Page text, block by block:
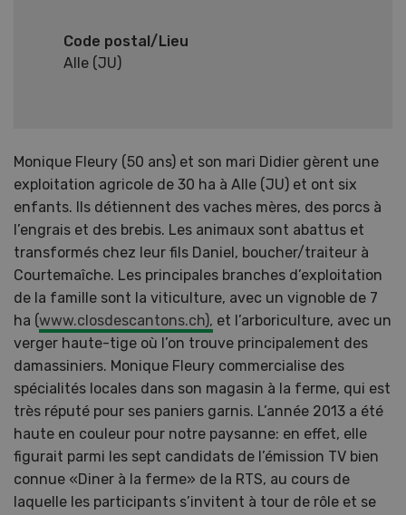
Code postal/Lieu
Alle (JU)
Monique Fleury (50 ans) et son mari Didier gèrent une
exploitation agricole de 30 ha à Alle (JU) et ont six
enfants. Ils détiennent des vaches mères, des porcs à
l’engrais et des brebis. Les animaux sont abattus et
transformés chez leur fils Daniel, boucher/traiteur à
Courtemaîche. Les principales branches d’exploitation
de la famille sont la viticulture, avec un vignoble de 7
ha (www.closdescantons.ch), et l’arboriculture, avec un
verger haute-tige où l’on trouve principalement des
damassiniers. Monique Fleury commercialise des
spécialités locales dans son magasin à la ferme, qui est
très réputé pour ses paniers garnis. L’année 2013 a été
haute en couleur pour notre paysanne: en effet, elle
figurait parmi les sept candidats de l’émission TV bien
connue «Diner à la ferme» de la RTS, au cours de
laquelle les participants s’invitent à tour de rôle et se